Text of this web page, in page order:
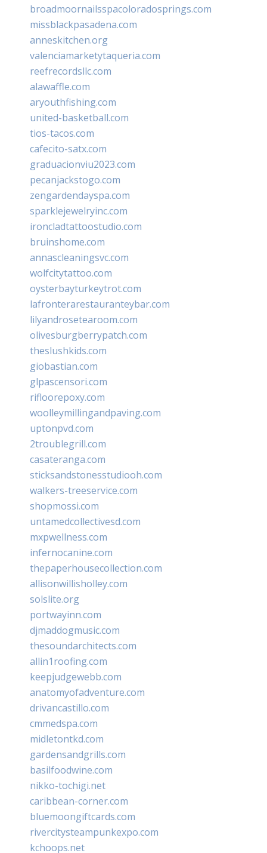
broadmoornailsspacoloradosprings.com
missblackpasadena.com
anneskitchen.org
valenciamarketytaqueria.com
reefrecordsllc.com
alawaffle.com
aryouthfishing.com
united-basketball.com
tios-tacos.com
cafecito-satx.com
graduacionviu2023.com
pecanjackstogo.com
zengardendayspa.com
sparklejewelryinc.com
ironcladtattoostudio.com
bruinshome.com
annascleaningsvc.com
wolfcitytattoo.com
oysterbayturkeytrot.com
lafronterarestauranteybar.com
lilyandrosetearoom.com
olivesburgberrypatch.com
theslushkids.com
giobastian.com
glpascensori.com
rifloorepoxy.com
woolleymillingandpaving.com
uptonpvd.com
2troublegrill.com
casateranga.com
sticksandstonesstudiooh.com
walkers-treeservice.com
shopmossi.com
untamedcollectivesd.com
mxpwellness.com
infernocanine.com
thepaperhousecollection.com
allisonwillisholley.com
solslite.org
portwayinn.com
djmaddogmusic.com
thesoundarchitects.com
allin1roofing.com
keepjudgewebb.com
anatomyofadventure.com
drivancastillo.com
cmmedspa.com
midletontkd.com
gardensandgrills.com
basilfoodwine.com
nikko-tochigi.net
caribbean-corner.com
bluemoongiftcards.com
rivercitysteampunkexpo.com
kchoops.net